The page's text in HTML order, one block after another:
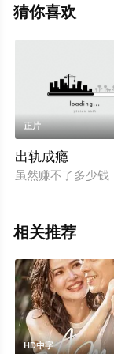
网等平台了解。
猜你喜欢
正片
出轨成瘾
虽然赚不了多少
相关推荐
HD中字